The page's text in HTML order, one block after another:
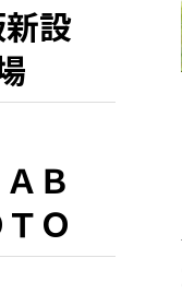
新設
Ｂ
Ｏ
夏の